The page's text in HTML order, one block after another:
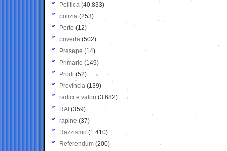
Politica (40.833)
polizia (253)
Porto (12)
povertà (502)
Presepe (14)
Primarie (149)
Prodi (52)
Provincia (139)
radici e valori (3.682)
RAI (359)
rapine (37)
Razzismo (1.410)
Referendum (200)